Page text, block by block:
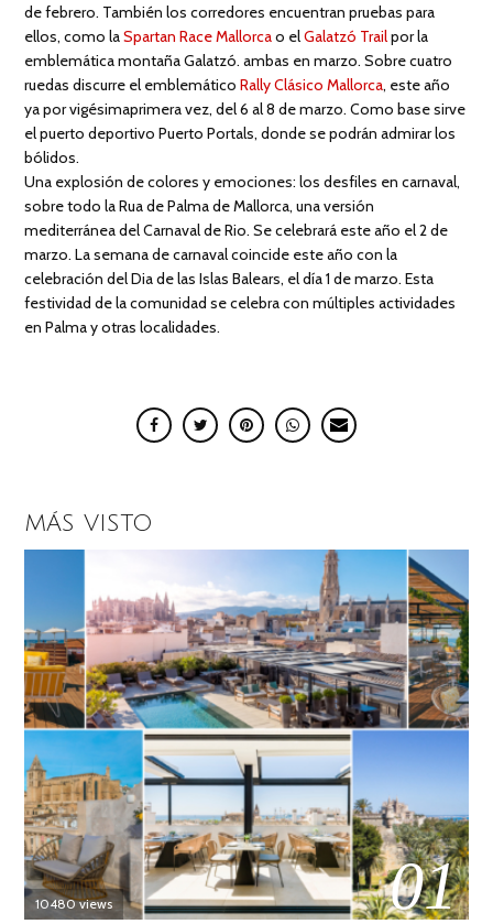
de febrero. También los corredores encuentran pruebas para
ellos, como laSpartan Race Mallorcao elGalatzó Trailpor la
emblemática montaña Galatzó. ambas en marzo. Sobre cuatro
ruedas discurre el emblemáticoRally Clásico Mallorca, este año
ya por vigésimaprimera vez, del 6 al 8 de marzo. Como base sirve
el puerto deportivo Puerto Portals, donde se podrán admirar los
bólidos.
Una explosión de colores y emociones: los desfiles en carnaval,
sobre todo la Rua de Palma de Mallorca, una versión
mediterránea del Carnaval de Rio. Se celebrará este año el 2 de
marzo. La semana de carnaval coincide este año con la
celebración del Dia de las Islas Balears, el día 1 de marzo. Esta
festividad de la comunidad se celebra con múltiples actividades
en Palma y otras localidades.
MÁS VISTO
01
10480 views